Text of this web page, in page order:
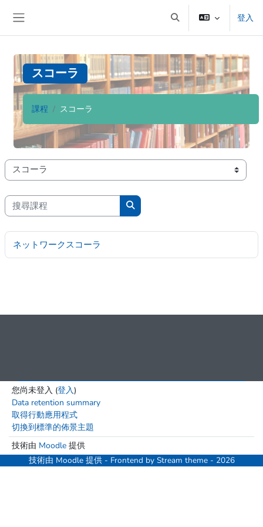
切換搜尋輸入框 登入
スコーラ
課程 スコーラ
課程類別
搜尋課程
搜尋課程
ネットワークスコーラ
您尚未登入 (登入)
Data retention summary
取得行動應用程式
切換到標準的佈景主題
技術由 Moodle提供
技術由 Moodle提供 - Frontend by Stream theme - 2026